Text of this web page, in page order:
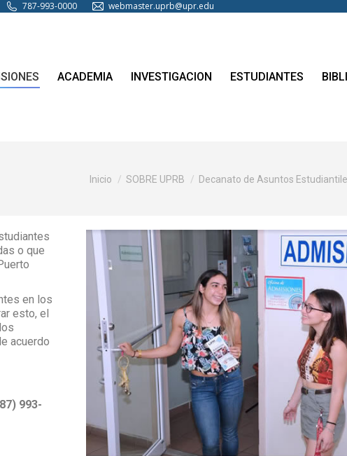
787-993-0000 webmaster.uprb@upr.edu
ACADEMIA INVESTIGACION ESTUDIANTES
Estás aquí:
Inicio SOBRE UPRB Decanato de Asuntos
o que
en los
esto, el
acuerdo
993-